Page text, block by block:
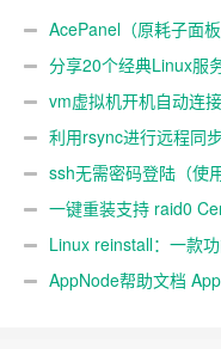
AcePanel（原耗子面
分享20个经典Linux服
vm虚拟机开机自动连
利用rsync进行远程同
ssh无需密码登陆（使
一键重装支持 raid0
不同系统互装
Linux reinstall：一款
AppNode帮助文档